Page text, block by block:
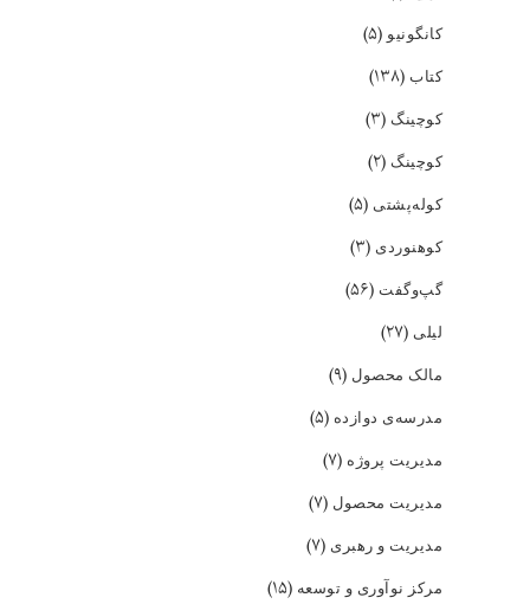
کانگونیو(۵)
کتاب (۱۳۸)
کوچینگ (۳)
کوچینگ (۲)
کوله‌پشتی (۵)
کوهنوردی (۳)
گپ‌و‌گفت (۵۶)
لیلی (۲۷)
مالک محصول (۹)
مدرسه‌ی دوازده (۵)
مدیریت پروژه (۷)
مدیریت محصول (۷)
مدیریت و رهبری (۷)
مرکز نوآوری و توسعه (۱۵)